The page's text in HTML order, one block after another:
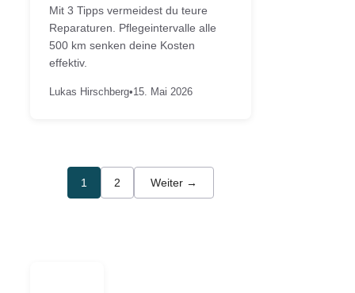
Mit 3 Tipps vermeidest du teure
Reparaturen. Pflegeintervalle alle
500 km senken deine Kosten
effektiv.
Lukas Hirschberg•15. Mai 2026
1 2 Weiter →